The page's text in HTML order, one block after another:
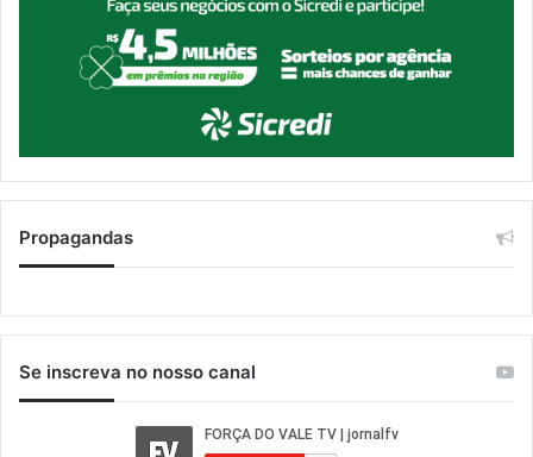
Propagandas
Se inscreva no nosso canal